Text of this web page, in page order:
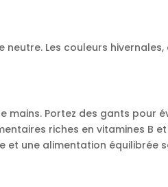
Les couleurs
Portez des gants pour
riches en vitamines B
et une alimentation équilibrée